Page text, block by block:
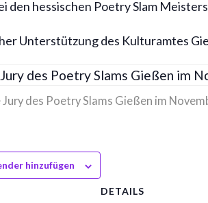
den hessischen Poetry Slam
Unterstützung des Kulturamtes
Jury des Poetry Slams Gießen im
hinzufügen
DETAILS